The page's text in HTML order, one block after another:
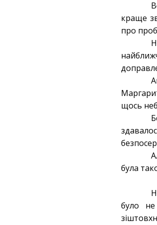
краще
про
щось
була
було